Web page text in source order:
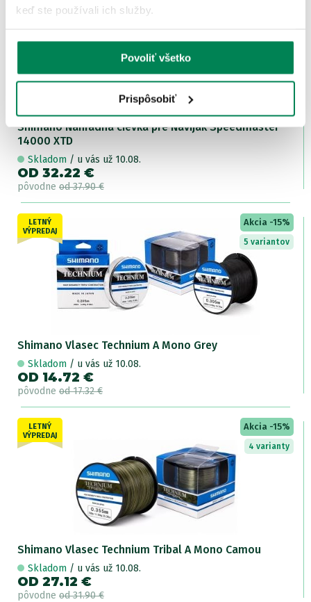
keď ste používali ich služby.
Povoliť všetko
Prispôsobiť
VÝPREDAJ
Shimano Náhradná cievka pre Navijak Speedmaster
14000 XTD
Skladom / u vás už 10.08.
OD 32.22 €
pôvodne od 37.90 €
LETNÝ
VÝPREDAJ
Akcia -15%
5 variantov
Shimano Vlasec Technium A Mono Grey
Skladom / u vás už 10.08.
OD 14.72 €
pôvodne od 17.32 €
LETNÝ
VÝPREDAJ
Akcia -15%
4 varianty
Shimano Vlasec Technium Tribal A Mono Camou
Skladom / u vás už 10.08.
OD 27.12 €
pôvodne od 31.90 €